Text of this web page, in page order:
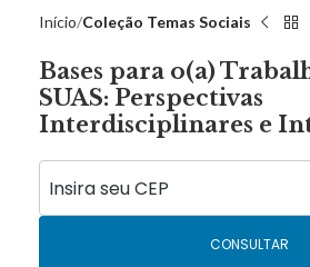
Início Coleção Temas Sociais
Bases para o(a)
SUAS: Perspectivas
Interdisciplinares e
CONSULTAR